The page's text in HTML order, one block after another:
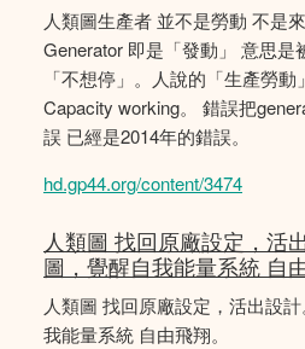
人類圖生產者 並不是勞動 不是
Generator 即是「發動」 意思是
「不想停」。人說的「生產勞
Capacity working。 錯誤把
誤 已經是2014年的錯誤。
hd.gp44.org/content/3474
人類圖 找回原廠設定，活
圖，覺醒自我能量系統 自
人類圖 找回原廠設定，活出設
我能量系統 自由飛翔。